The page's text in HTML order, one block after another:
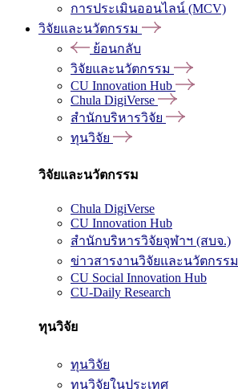
การประเมินออนไลน์ (MCV)
วิจัยและนวัตกรรม
ย้อนกลับ
วิจัยและนวัตกรรม
CU Innovation Hub
Chula DigiVerse
สำนักบริหารวิจัย
ทุนวิจัย
วิจัยและนวัตกรรม
Chula DigiVerse
CU Innovation Hub
สำนักบริหารวิจัยจุฬาฯ (สบจ.)
ข่าวสารงานวิจัยและนวัตกรรม
CU Social Innovation Hub
CU-Daily Research
ทุนวิจัย
ทุนวิจัย
ทุนวิจัยในประเทศ